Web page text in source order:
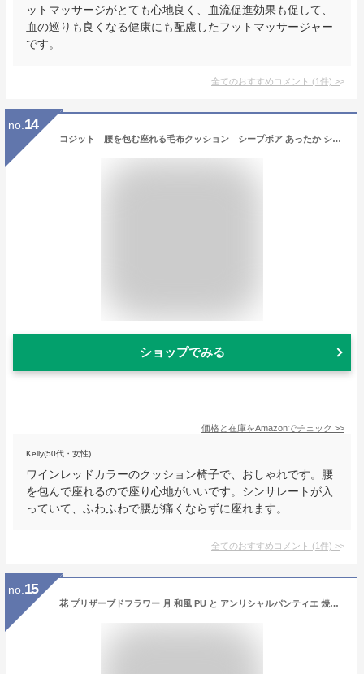
ットマッサージがとても心地良く、血流促進効果も促して、
血の巡りも良くなる健康にも配慮したフットマッサージャー
です。
全てのおすすめコメント (1件) >
no. 14
コジット 腰を包む座れる毛布クッション シープボア あったか シンサレート入り ふわふわ 冬用 保温 アルミコーティング 椅子用 デスクワーク 在宅勤務に ワイン
ショップでみる
価格と在庫をAmazonでチェック >>
Kelly(50代・女性)
ワインレッドカラーのクッション椅子で、おしゃれです。腰
を包んで座れるので座り心地がいいです。シンサレートが入
っていて、ふわふわで腰が痛くならずに座れます。
全てのおすすめコメント (1件) >
no. 15
花 プリザーブドフラワー 月 和風 PU と アンリシャルパンティエ 焼菓子 詰合せ ギフト セット プレゼント お祝い 定年 退職祝い 結婚祝い 人気 ランキング 母 親 女性 50代 60代 70代 誕生日プレゼント (DB)[包装] 結婚 新築祝い 内祝い 花とお菓子 スイーツセット